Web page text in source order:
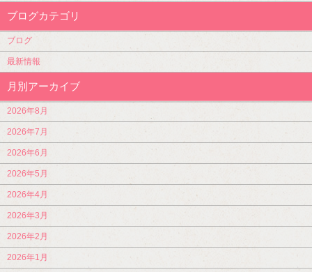
ブログカテゴリ
ブログ
最新情報
月別アーカイブ
2026年8月
2026年7月
2026年6月
2026年5月
2026年4月
2026年3月
2026年2月
2026年1月